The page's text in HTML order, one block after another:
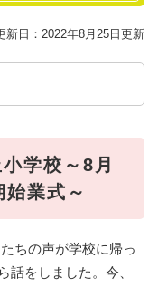
新日：2022年8月25日更新
学校～8月
業式～
ちの声が学校に帰っ
話をしました。今、